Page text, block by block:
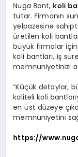
Nuga Bant, koli
tutar. Firmanın
yelpazesine
üretilen koli
büyük firmalar
koli bantları, iş
memnuniyetinizi
“Küçük detaylar,
kaliteli koli
en üst düzeye
memnuniyetini
https://